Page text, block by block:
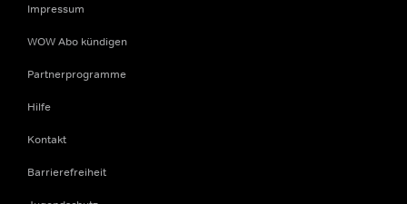
Impressum
WOW Abo kündigen
Partnerprogramme
Hilfe
Kontakt
Barrierefreiheit